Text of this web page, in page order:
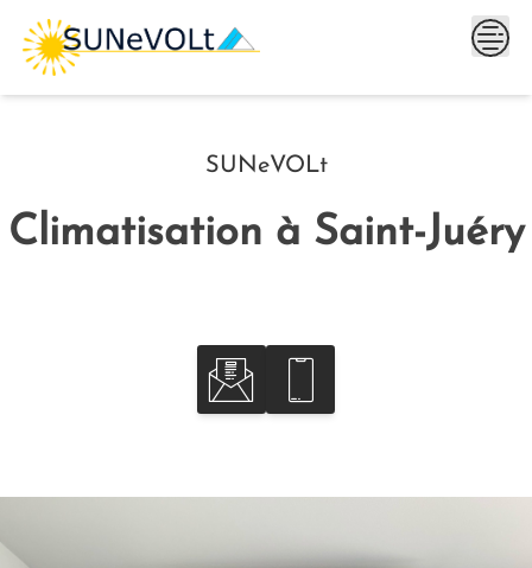
Skip
content
SUNeVOLt
Climatisation à Saint-Juéry